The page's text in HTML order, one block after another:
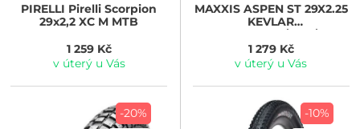
PIRELLI Pirelli Scorpion
29x2,2 XC M MTB
1 259 Kč
v úterý u Vás
MAXXISASPEN ST 29X2.25
KEVLAR
MAXXSPEED/EXO/TR
1 279 Kč
v úterý u Vás
-20%
-10%